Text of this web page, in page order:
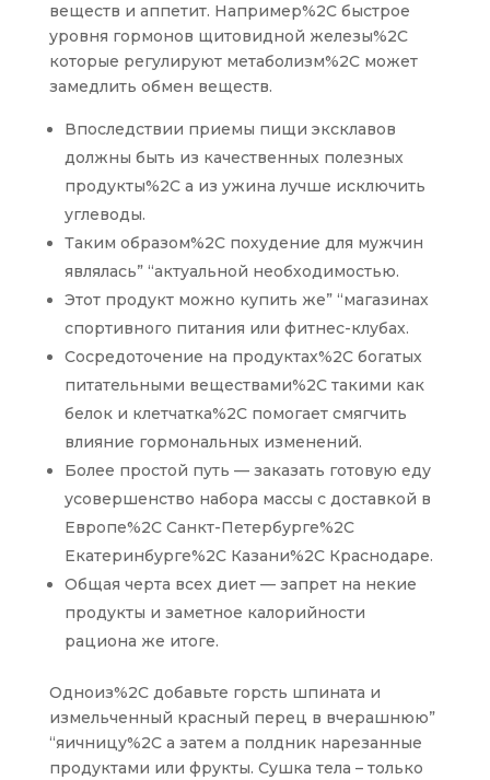
веществ и аппетит. Например%2C быстрое
уровня гормонов щитовидной железы%2C
которые регулируют метаболизм%2C может
замедлить обмен веществ.
Впоследствии приемы пищи эксклавов
должны быть из качественных полезных
продукты%2C а из ужина лучше исключить
углеводы.
Таким образом%2C похудение для мужчин
являлась” “актуальной необходимостью.
Этот продукт можно купить же” “магазинах
спортивного питания или фитнес-клубах.
Сосредоточение на продуктах%2C богатых
питательными веществами%2C такими как
белок и клетчатка%2C помогает смягчить
влияние гормональных изменений.
Более простой путь — заказать готовую еду
усовершенство набора массы с доставкой в
Европе%2C Санкт-Петербурге%2C
Екатеринбурге%2C Казани%2C Краснодаре.
Общая черта всех диет — запрет на некие
продукты и заметное калорийности
рациона же итоге.
Одноиз%2C добавьте горсть шпината и
измельченный красный перец в вчерашнюю”
“яичницу%2C а затем а полдник нарезанные
продуктами или фрукты. Сушка тела – только